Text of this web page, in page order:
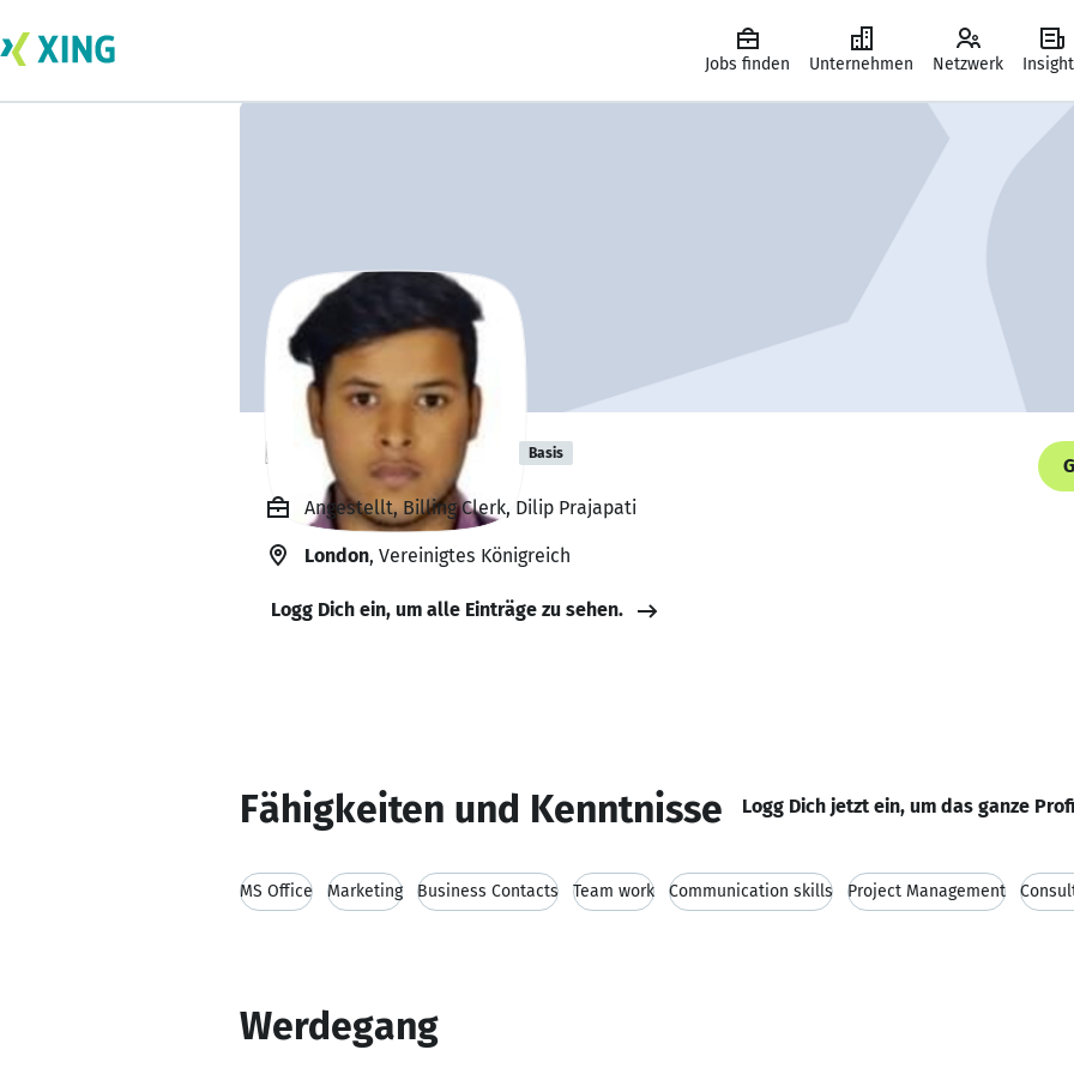
Jobs finden Unternehmen Netzwerk
DILIP PRAJAPATI Basis
Angestellt, Billing Clerk, Dilip Prajapati
London, Vereinigtes Königreich
Logg Dich ein, um alle Einträge zu sehen.
Fähigkeiten und Kenntnisse Logg Dich jetzt ein, um das ganze
MS Office Marketing Business Contacts Team work Communication skills Project Management
Werdegang